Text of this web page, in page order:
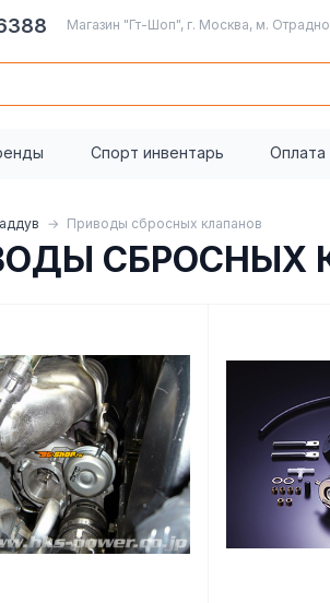
Магазин "Гт-Шоп", г. Москва, м.
Спорт инвентарь Оплата
Приводы сбросных клапанов
СБРОСНЫХ